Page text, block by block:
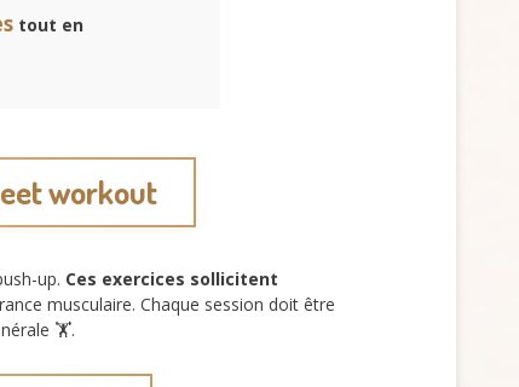
tout en
workout
up. Ces exercices sollicitent
musculaire. Chaque session doit être
🏋️.